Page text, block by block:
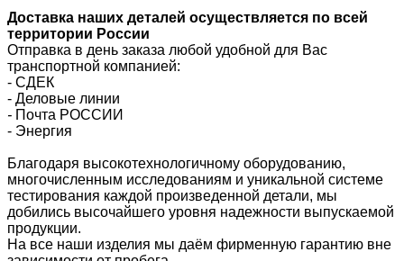
Доставка наших деталей осуществляется по всей
территории России
Отправка в день заказа любой удобной для Вас
транспортной компанией:
- СДЕК
- Деловые линии
- Почта РОССИИ
- Энергия
Благодаря высокотехнологичному оборудованию,
многочисленным исследованиям и уникальной системе
тестирования каждой произведенной детали, мы
добились высочайшего уровня надежности выпускаемой
продукции.
На все наши изделия мы даём фирменную гарантию вне